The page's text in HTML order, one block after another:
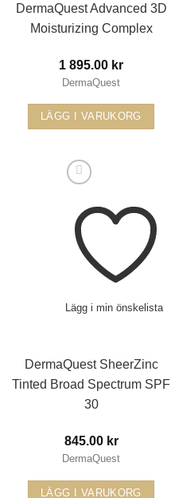
DermaQuest Advanced 3D
Moisturizing Complex
1 895.00 kr
DermaQuest
LÄGG I VARUKORG
Lägg i min önskelista
DermaQuest SheerZinc
Tinted Broad Spectrum SPF
30
845.00 kr
DermaQuest
LÄGG I VARUKORG